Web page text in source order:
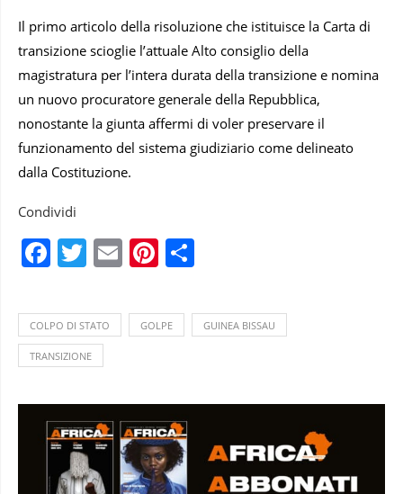
Il primo articolo della risoluzione che istituisce la Carta di
transizione scioglie l’attuale Alto consiglio della
magistratura per l’intera durata della transizione e nomina
un nuovo procuratore generale della Repubblica,
nonostante la giunta affermi di voler preservare il
funzionamento del sistema giudiziario come delineato
dalla Costituzione.
Condividi
Facebook
Twitter
EmailPinterest
COLPO DI STATO GOLPE GUINEA BISSAU
TRANSIZIONE